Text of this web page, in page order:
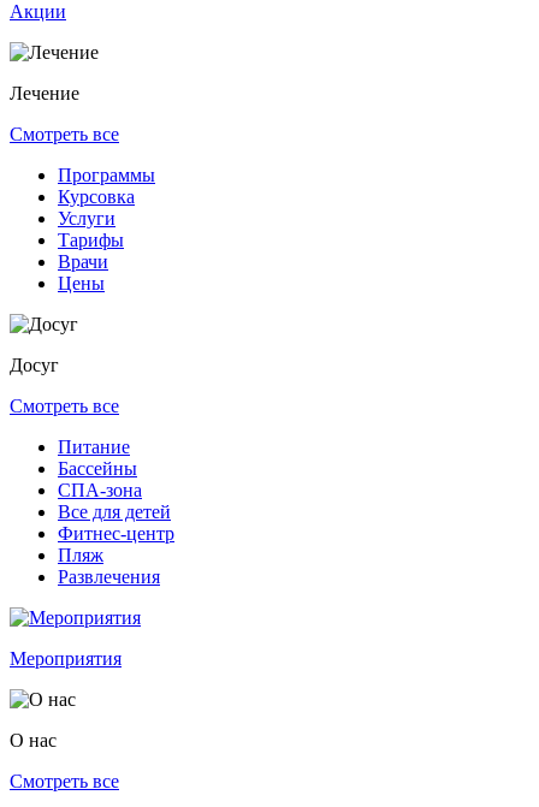
Акции
Лечение
Смотреть все
Программы
Курсовка
Услуги
Тарифы
Врачи
Цены
Досуг
Смотреть все
Питание
Бассейны
СПА-зона
Все для детей
Фитнес-центр
Пляж
Развлечения
Мероприятия
О нас
Смотреть все